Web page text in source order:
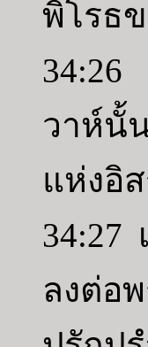
พิโรธ
34:26
วาห์นั้
แห่งอิ
34:27
ลงต่อ